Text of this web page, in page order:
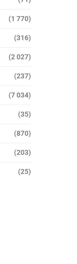
(1 770)
(316)
(2 027)
(237)
(7 034)
(35)
(870)
(203)
(25)